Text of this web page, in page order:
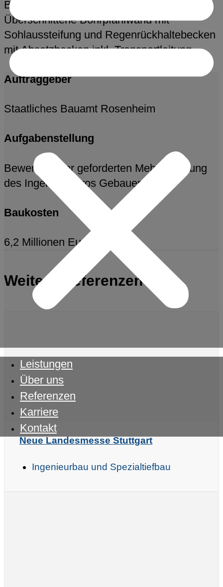
Leistungen
Über uns
Referenzen
Karriere
Kontakt
Bau der Stützwand Großholzstraße –
Überschnittene Bohrpfahlwand mit
Sohlaussteifung und Regenrückhaltebecken
mit Absatzbecken inkl. Transportleitung
Auftraggeber
Staatliches Bauamt Rosenheim
Aufgabenstellung
Bewertung der geforderten Mehrvergütung
des Ingenieurbüros Gebauer
Baukosten
6,2 Millionen Euro
Weitere Referenzen
Neue Landesmesse Stuttgart
Ingenieurbau und Spezialtiefbau